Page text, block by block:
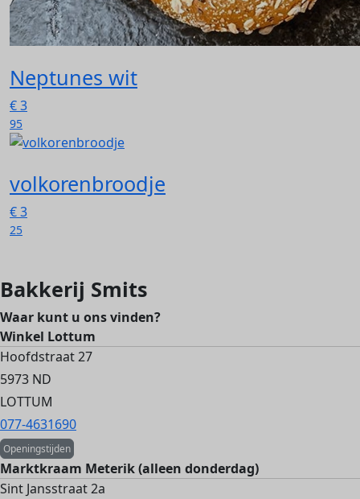
Neptunes wit
€3
95
volkorenbroodje
€3
25
Bakkerij Smits
Waar kunt u ons vinden?
Winkel Lottum
Hoofdstraat 27
5973 ND
LOTTUM
077-4631690
Openingstijden
Marktkraam Meterik (alleen donderdag)
Sint Jansstraat 2a